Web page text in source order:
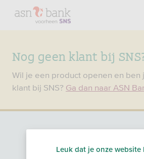
Nog geen klant bij
Wil je een product openen en ben
klant bij SNS? Ga dan naar ASN
Leuk dat je onze website